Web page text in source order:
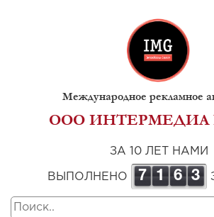
Международное рекламное
ООО ИНТЕРМЕДИА
ЗА 10 ЛЕТ НАМИ
ВЫПОЛНЕНО 7 1 6 3